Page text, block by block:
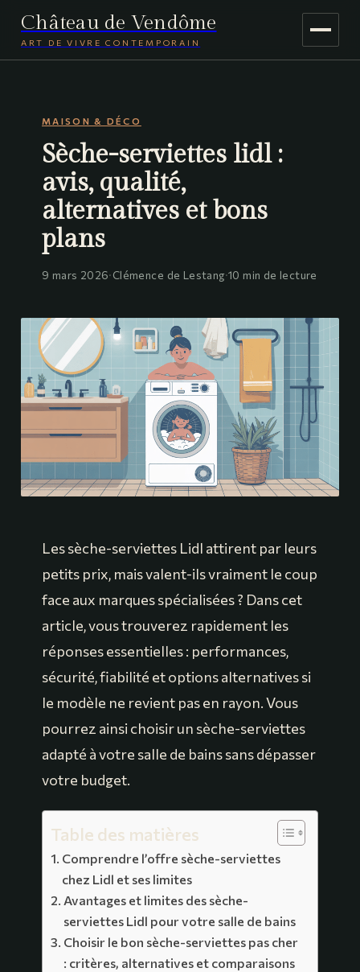
Château de Vendôme
ART DE VIVRE CONTEMPORAIN
JARDINAGE
VOYAGE
MAISON & DÉCO
Sèche-serviettes lidl :
avis, qualité,
alternatives et bons
plans
9 mars 2026·Clémence de Lestang·10 min de lecture
Les sèche-serviettes Lidl attirent par leurs
petits prix, mais valent-ils vraiment le coup
face aux marques spécialisées ? Dans cet
article, vous trouverez rapidement les
réponses essentielles : performances,
sécurité, fiabilité et options alternatives si
le modèle ne revient pas en rayon. Vous
pourrez ainsi choisir un sèche-serviettes
adapté à votre salle de bains sans dépasser
votre budget.
Table des matières
Comprendre l’offre sèche-serviettes
chez Lidl et ses limites
Avantages et limites des sèche-
serviettes Lidl pour votre salle de bains
Choisir le bon sèche-serviettes pas cher
: critères, alternatives et comparaisons